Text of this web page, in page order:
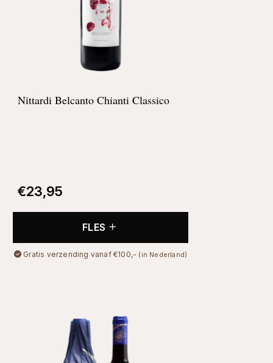
Nittardi Belcanto Chianti Classico
€23,95
FLES
Gratis verzending vanaf €100,- (in Nederland)